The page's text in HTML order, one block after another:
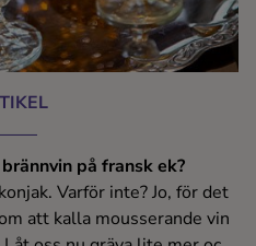
på fransk ek?
Varför inte? Jo, för det
att kalla mousserande vin